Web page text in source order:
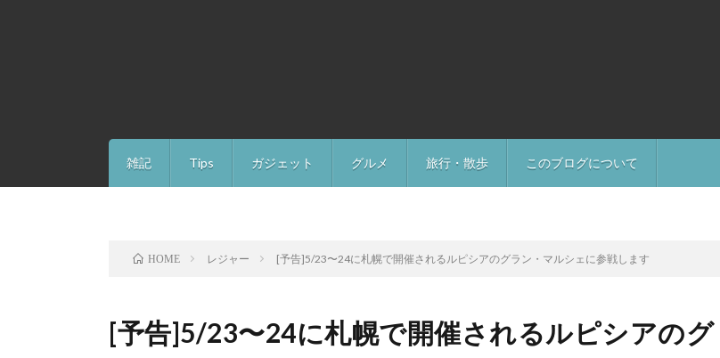
雑記 Tips ガジェット グルメ 旅行・散歩 このブログについて
HOME レジャー [予告]5/23〜24に札幌で開催されるルピシアのグラン・マルシェに参戦します
[予告]5/23〜24に札幌で開催されるルピシアのグ